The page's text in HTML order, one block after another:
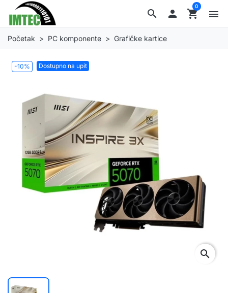
search  shopping_cart
0
menu
Početak PC komponente Grafičke kartice
-10% Dostupno na upit
search